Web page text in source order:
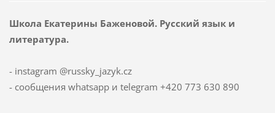
Школа Екатерины Баженовой. Русский язык и
литература.
- instagram @russky_jazyk.cz
- сообщения whatsapp и telegram +420 773 630 890